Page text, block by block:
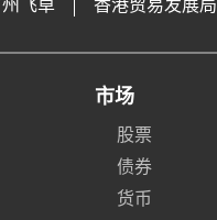
飞卓 香港贸易发展局
市场
股票
债券
货币